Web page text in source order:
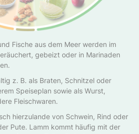
Fische aus dem Meer werden im
gebeizt oder in Marinaden
z. B. als Braten, Schnitzel oder
Speiseplan sowie als Wurst,
Fleischwaren.
hierzulande von Schwein, Rind oder
Pute. Lamm kommt häufig mit der